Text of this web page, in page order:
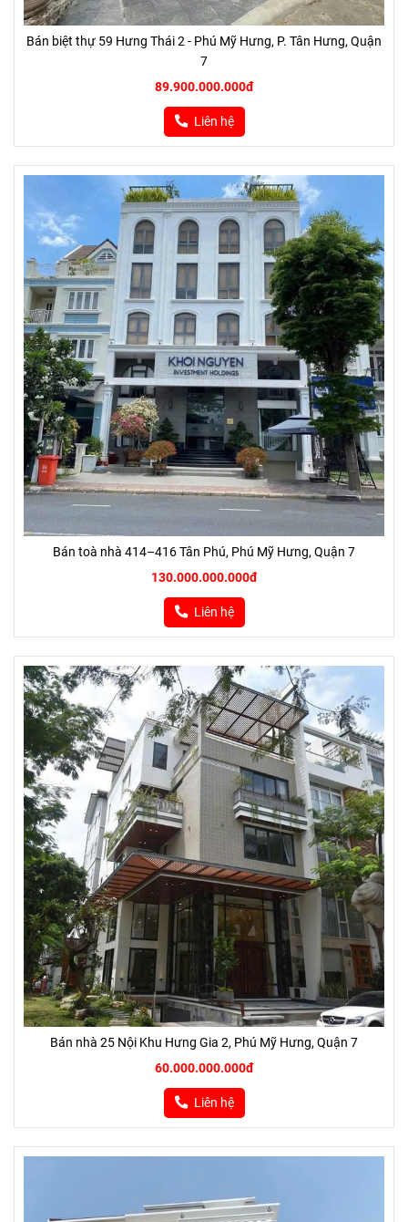
Bán biệt thự 59 Hưng Thái 2 - Phú Mỹ Hưng, P. Tân Hưng, Quận
7
89.900.000.000đ
Liên hệ
Bán toà nhà 414–416 Tân Phú, Phú Mỹ Hưng, Quận 7
130.000.000.000đ
Liên hệ
Bán nhà 25 Nội Khu Hưng Gia 2, Phú Mỹ Hưng, Quận 7
60.000.000.000đ
Liên hệ